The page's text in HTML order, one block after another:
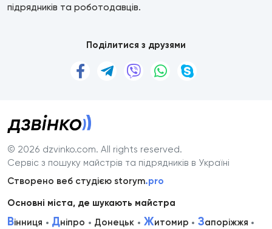
підрядників та роботодавців.
Поділитися з друзями
© 2026 dzvinko.com. All rights reserved.
Сервіс з пошуку майстрів та підрядників в Україні
Створено веб студією storym.pro
Основні міста, де шукають майстра
Вінниця Дніпро Донецьк Житомир Запоріжжя